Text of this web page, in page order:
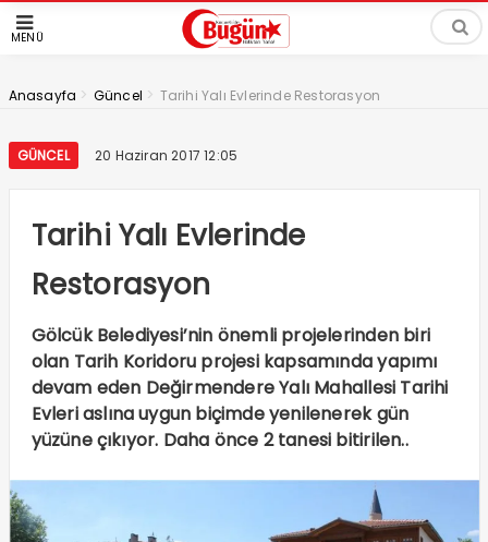
MENÜ
Anasayfa > Güncel > Tarihi Yalı Evlerinde Restorasyon
GÜNCEL 20 Haziran 2017 12:05
Tarihi Yalı Evlerinde
Restorasyon
Gölcük Belediyesi’nin önemli projelerinden biri
olan Tarih Koridoru projesi kapsamında yapımı
devam eden Değirmendere Yalı Mahallesi Tarihi
Evleri aslına uygun biçimde yenilenerek gün
yüzüne çıkıyor. Daha önce 2 tanesi bitirilen..